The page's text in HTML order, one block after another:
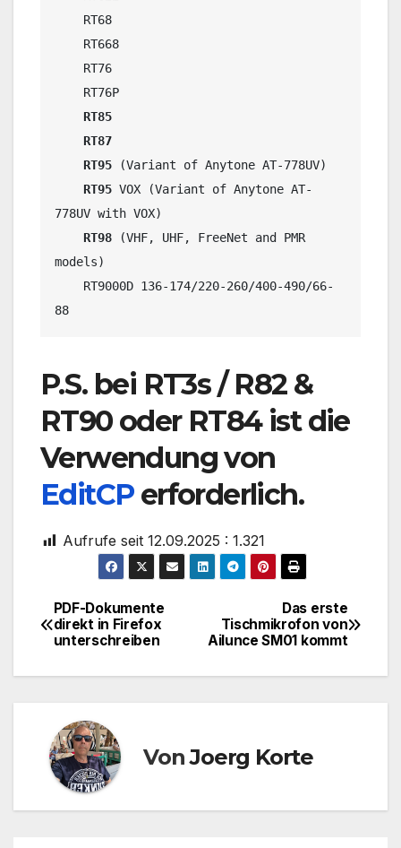
RT85
RT87
RT95 (Variant of Anytone AT-778UV)
RT95 VOX (Variant of Anytone AT-
778UV with VOX)
RT98 (VHF, UHF, FreeNet and PMR
models)
P.S. bei RT3s/ R82&
RT90oder RT84ist die
Verwendung von
EditCPerforderlich.
Aufrufe seit 12.09.2025 : 1.321
BeitragsnavigationDas erste
Tischmikrofon von
Ailunce SM01 kommt
PDF-Dokumente
direkt in Firefox
unterschreiben
VonJoerg Korte